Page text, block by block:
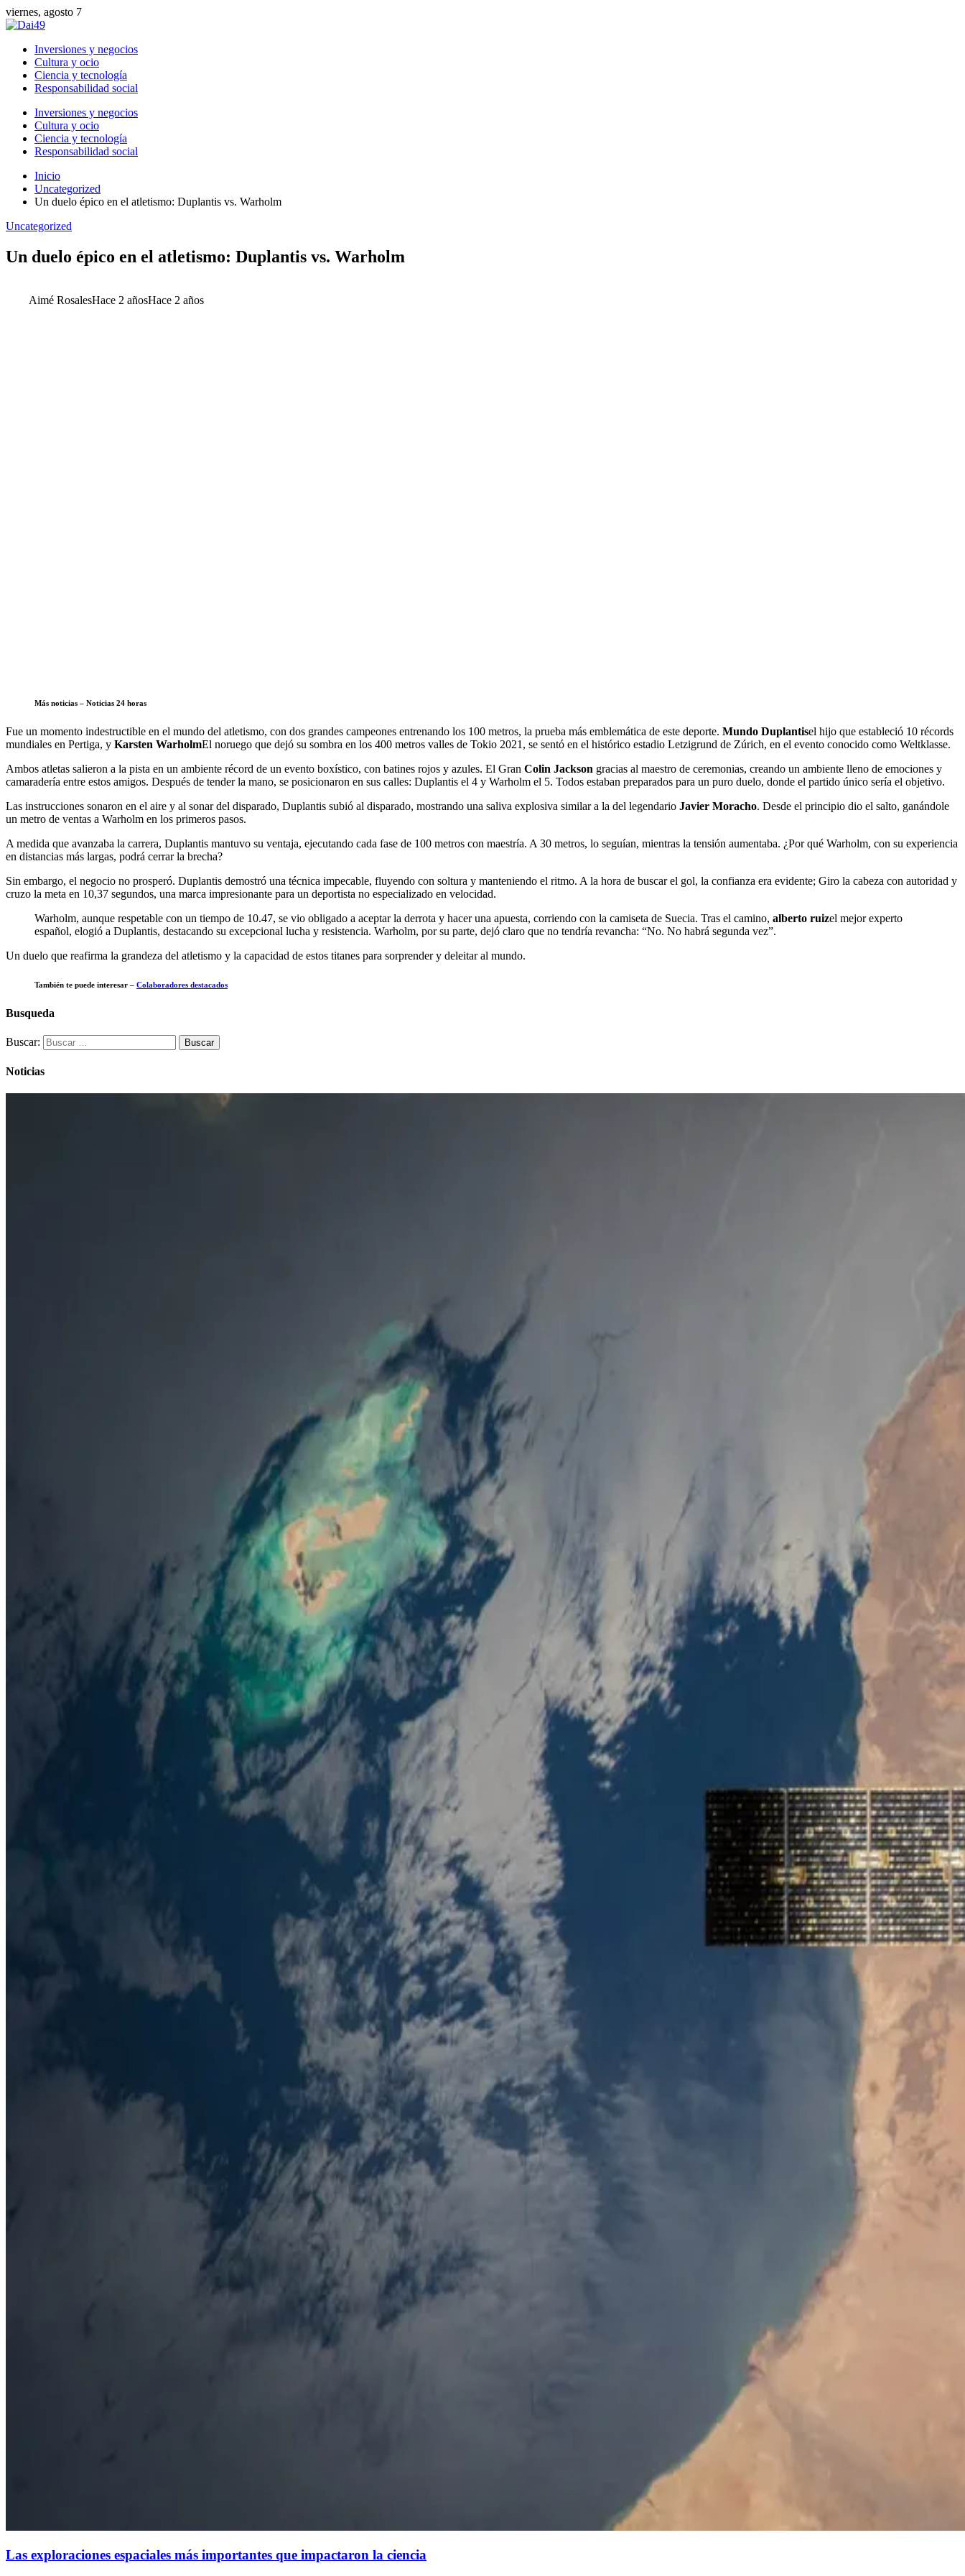
viernes, agosto 7
Inversiones y negocios
Cultura y ocio
Ciencia y tecnología
Responsabilidad social
Inversiones y negocios
Cultura y ocio
Ciencia y tecnología
Responsabilidad social
Inicio
Uncategorized
Un duelo épico en el atletismo: Duplantis vs. Warholm
Uncategorized
Un duelo épico en el atletismo: Duplantis vs. Warholm
Aimé RosalesHace 2 añosHace 2 años
Más noticias – Noticias 24 horas
Fue un momento indestructible en el mundo del atletismo, con dos grandes campeones entrenando los 100 metros, la prueba más emblemática de este deporte. Mundo Duplantisel hijo que estableció 10 récords
mundiales en Pertiga, y Karsten WarholmEl noruego que dejó su sombra en los 400 metros valles de Tokio 2021, se sentó en el histórico estadio Letzigrund de Zúrich, en el evento conocido como Weltklasse.
Ambos atletas salieron a la pista en un ambiente récord de un evento boxístico, con batines rojos y azules. El Gran Colin Jackson gracias al maestro de ceremonias, creando un ambiente lleno de emociones y
camaradería entre estos amigos. Después de tender la mano, se posicionaron en sus calles: Duplantis el 4 y Warholm el 5. Todos estaban preparados para un puro duelo, donde el partido único sería el objetivo.
Las instrucciones sonaron en el aire y al sonar del disparado, Duplantis subió al disparado, mostrando una saliva explosiva similar a la del legendario Javier Moracho. Desde el principio dio el salto, ganándole
un metro de ventas a Warholm en los primeros pasos.
A medida que avanzaba la carrera, Duplantis mantuvo su ventaja, ejecutando cada fase de 100 metros con maestría. A 30 metros, lo seguían, mientras la tensión aumentaba. ¿Por qué Warholm, con su experiencia
en distancias más largas, podrá cerrar la brecha?
Sin embargo, el negocio no prosperó. Duplantis demostró una técnica impecable, fluyendo con soltura y manteniendo el ritmo. A la hora de buscar el gol, la confianza era evidente; Giro la cabeza con autoridad y
cruzo la meta en 10,37 segundos, una marca impresionante para un deportista no especializado en velocidad.
Warholm, aunque respetable con un tiempo de 10.47, se vio obligado a aceptar la derrota y hacer una apuesta, corriendo con la camiseta de Suecia. Tras el camino, alberto ruizel mejor experto
español, elogió a Duplantis, destacando su excepcional lucha y resistencia. Warholm, por su parte, dejó claro que no tendría revancha: “No. No habrá segunda vez”.
Un duelo que reafirma la grandeza del atletismo y la capacidad de estos titanes para sorprender y deleitar al mundo.
También te puede interesar – Colaboradores destacados
Busqueda
Buscar:
Noticias
Las exploraciones espaciales más importantes que impactaron la ciencia